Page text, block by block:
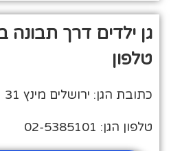
גן ילדים דרך תבונה
טלפון
כתובת הגן: ירושלים מינץ 31
טלפון הגן: 02-5385101